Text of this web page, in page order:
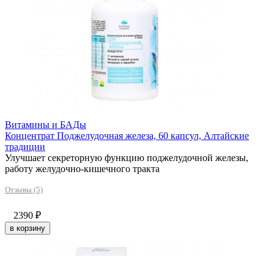
Витамины и БАДы
Концентрат Поджелудочная железа, 60 капсул, Алтайские
традиции
Улучшает секреторную функцию поджелудочной железы,
работу желудочно-кишечного тракта
Отзывы (5)
2390 ₽
в корзину